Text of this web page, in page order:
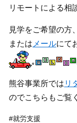
リモートによる相
見学をご希望の方
または メールにて
熊谷事業所では リ
のでこちらもご覧
#就労支援